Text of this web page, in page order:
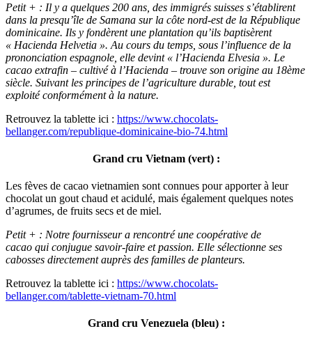
Petit + : Il y a quelques 200 ans, des immigrés suisses s’établirent
dans la presqu’île de Samana sur la côte nord-est de la République
dominicaine. Ils y fondèrent une plantation qu’ils baptisèrent
« Hacienda Helvetia ». Au cours du temps, sous l’influence de la
prononciation espagnole, elle devint « l’Hacienda Elvesia ». Le
cacao extrafin – cultivé à l’Hacienda – trouve son origine au 18ème
siècle. Suivant les principes de l’agriculture durable, tout est
exploité conformément à la nature.
Retrouvez la tablette ici : https://www.chocolats-
bellanger.com/republique-dominicaine-bio-74.html
Grand cru Vietnam (vert) :
Les fèves de cacao vietnamien sont connues pour apporter à leur
chocolat un gout chaud et acidulé, mais également quelques notes
d’agrumes, de fruits secs et de miel.
Petit + : Notre fournisseur a rencontré une coopérative de
cacao qui conjugue savoir-faire et passion. Elle sélectionne ses
cabosses directement auprès des familles de planteurs.
Retrouvez la tablette ici : https://www.chocolats-
bellanger.com/tablette-vietnam-70.html
Grand cru Venezuela (bleu) :